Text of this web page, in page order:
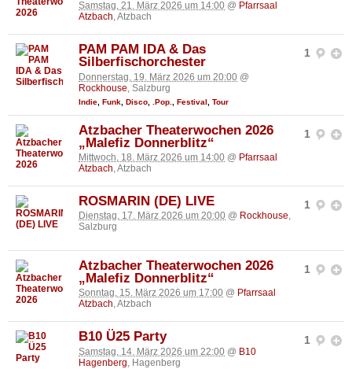
Samstag, 21. März 2026 um 14:00 @ Pfarrsaal
Atzbach, Atzbach
1
PAM PAM IDA & Das
Silberfischorchester
Donnerstag, 19. März 2026 um 20:00 @
Rockhouse , Salzburg
Indie Funk Disco .Pop. Festival Tour
1
Atzbacher Theaterwochen 2026
„Malefiz Donnerblitz“
Mittwoch, 18. März 2026 um 14:00 @ Pfarrsaal
Atzbach, Atzbach
1
ROSMARIN (DE) LIVE
Dienstag, 17. März 2026 um 20:00 @ Rockhouse,
Salzburg
1
Atzbacher Theaterwochen 2026
„Malefiz Donnerblitz“
Sonntag, 15. März 2026 um 17:00 @ Pfarrsaal
Atzbach, Atzbach
1
B10 Ü25 Party
Samstag, 14. März 2026 um 22:00 @ B10
Hagenberg , Hagenberg